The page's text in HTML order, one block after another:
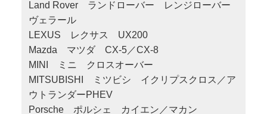
Land Rover ランドローバー レンジローバー
ヴェラール
LEXUS レクサス UX200
Mazda マツダ CX-5／CX-8
MINI ミニ クロスオーバー
MITSUBISHI ミツビシ イクリプスクロス／ア
ウトランダーPHEV
Porsche ポルシェ カイエン／マカン